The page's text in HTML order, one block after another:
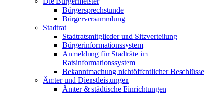
Bürgersprechstunde
Bürgerversammlung
Stadtrat
Stadtratsmitglieder und Sitzverteilung
Bürgerinformationssystem
Anmeldung für Stadträte im
Ratsinformationssystem
Bekanntmachung nichtöffentlicher Beschlüsse
Ämter und Dienstleistungen
Ämter & städtische Einrichtungen